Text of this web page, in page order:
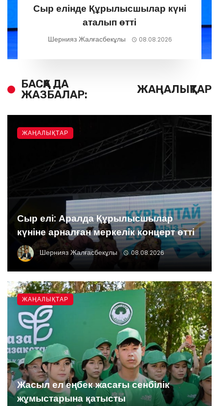
Сыр елінде Құрылысшылар күні
аталып өтті
Шернияз Жалғасбекұлы 08.08.2026
БАСҚА ДА
ЖАЗБАЛАР:
ЖАҢАЛЫҚТАР
Сыр елі: Аралда Құрылысшылар
күніне арналған меркелік концерт өтті
Шернияз Жалғасбекұлы 08.08.2026
ЖАҢАЛЫҚТАР
Жасыл ел еңбек жасағы сенбілік
жұмыстарына қатысты
ЖАҢАЛЫҚТАР